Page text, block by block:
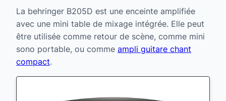
La behringer B205D est une enceinte amplifiée
avec une mini table de mixage intégrée. Elle peut
être utilisée comme retour de scène, comme mini
sono portable, ou comme ampli guitare chant
compact.